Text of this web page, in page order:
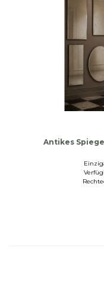
Antikes